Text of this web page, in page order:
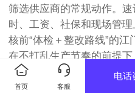
筛选供应商的常规动作。
时、工资、社保和现场管
核前“体检＋整改路线”的
在不打乱生产节奏的前提
核。
首页 客服
电话